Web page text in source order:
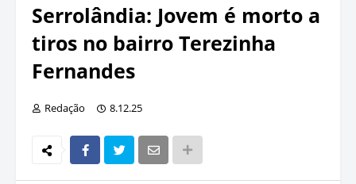
Serrolândia: Jovem é morto a
tiros no bairro Terezinha
Fernandes
Redação 8.12.25